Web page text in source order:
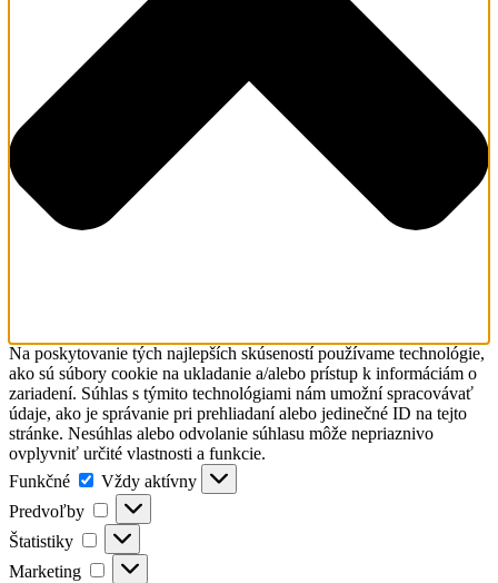
Na poskytovanie tých najlepších skúseností používame technológie,
ako sú súbory cookie na ukladanie a/alebo prístup k informáciám o
zariadení. Súhlas s týmito technológiami nám umožní spracovávať
údaje, ako je správanie pri prehliadaní alebo jedinečné ID na tejto
stránke. Nesúhlas alebo odvolanie súhlasu môže nepriaznivo
ovplyvniť určité vlastnosti a funkcie.
Funkčné
Funkčné
Vždy aktívny
Predvoľby
Predvoľby
Štatistiky Štatistiky
Marketing Marketing